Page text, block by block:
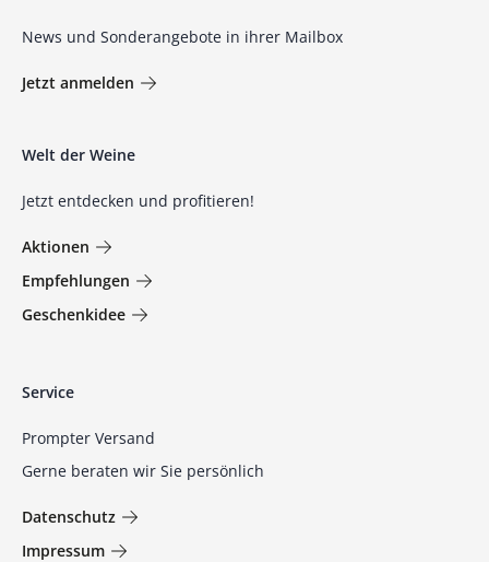
News und Sonderangebote in ihrer Mailbox
Jetzt anmelden
Welt der Weine
Jetzt entdecken und profitieren!
Aktionen
Empfehlungen
Geschenkidee
Service
Prompter Versand
Gerne beraten wir Sie persönlich
Datenschutz
Impressum